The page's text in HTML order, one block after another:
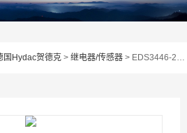
国Hydac贺德克 > 继电器/传感器 > EDS3446-2-0400-000HYDAC贺德克压力继电器EDS3446现货供应